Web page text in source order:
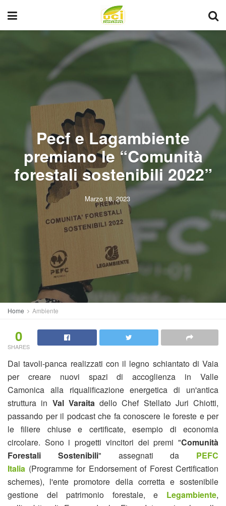
Pecf e Lagambiente
premiano le “Comunità
forestali sostenibili 2022”
Marzo 18, 2023
Home Ambiente
0
SHARES
Dai tavoli-panca realizzati con il legno schiantato di Vaia
per creare nuovi spazi di accoglienza in Valle
Camonica alla riqualificazione energetica di un'antica
struttura in Val Varaitadello Chef Stellato Juri Chiotti,
passando per il podcast che fa conoscere le foreste e per
le filiere chiuse e certificate, esempio di economia
circolare. Sono i progetti vincitori dei premi "Comunità
Forestali Sostenibili" assegnati da PEFC
Italia (Programme for Endorsement of Forest Certification
schemes), l'ente promotore della corretta e sostenibile
gestione del patrimonio forestale, e Legambiente,